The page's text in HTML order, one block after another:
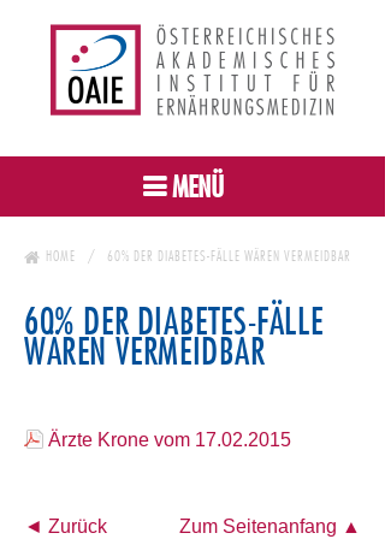
MENÜ
HOME 60% DER DIABETES-FÄLLE WÄREN VERMEIDBAR
60% DER DIABETES-FÄLLE
WÄREN VERMEIDBAR
Ärzte Krone vom 17.02.2015
◄ Zurück Zum Seitenanfang ▲